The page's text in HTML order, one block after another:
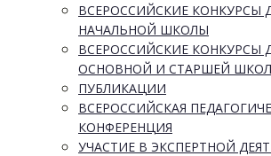
ВСЕРОССИЙСКИЕ КОНКУРСЫ
НАЧАЛЬНОЙ ШКОЛЫ
ВСЕРОССИЙСКИЕ КОНКУРСЫ
ОСНОВНОЙ И СТАРШЕЙ
ПУБЛИКАЦИИ
ВСЕРОССИЙСКАЯ
КОНФЕРЕНЦИЯ
УЧАСТИЕ В ЭКСПЕРТНОЙ